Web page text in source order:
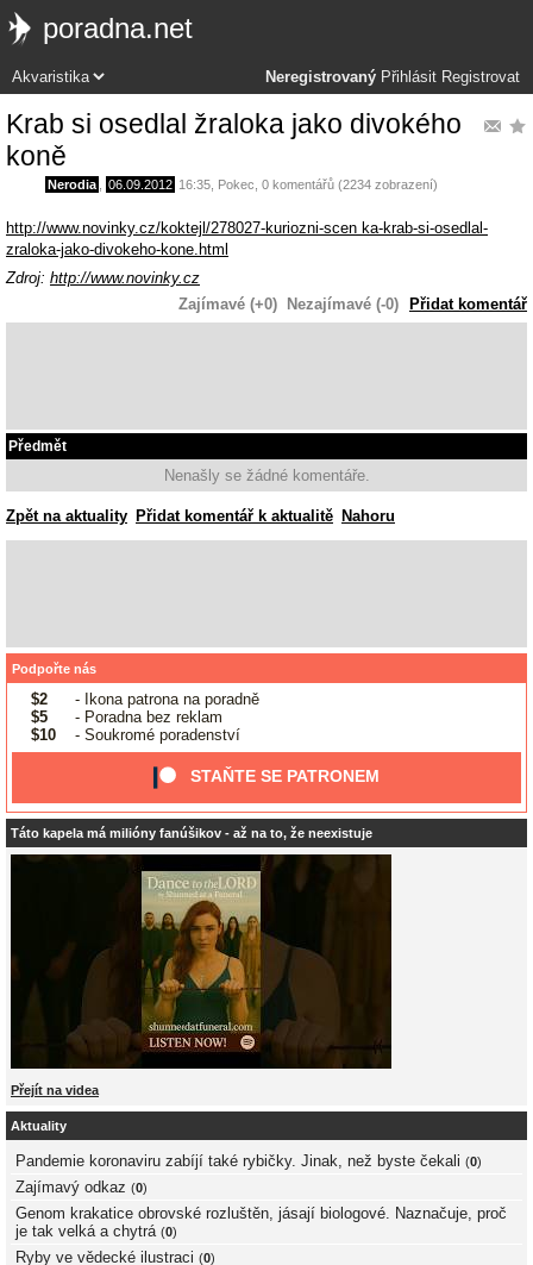
poradna.net
Neregistrovaný Přihlásit Registrovat
Krab si osedlal žraloka jako divokého
koně
Nerodia 06.09.2012 16:35 Pokec , 0 komentářů (2234 zobrazení)
http://www.novinky.cz/koktejl/278027-kuriozni-scen ka-krab-si-osedlal-
zraloka-jako-divokeho-kone.html
Zdroj: http://www.novinky.cz
Zajímavé (+0)
Nezajímavé (-0) Přidat komentář
Předmět
Nenašly se žádné komentáře.
Zpět na aktuality Přidat komentář k aktualitě Nahoru
Podpořte nás
$2
- Ikona patrona na poradně
$5
- Poradna bez reklam
$10
- Soukromé poradenství
STAŇTE SE PATRONEM
Táto kapela má milióny fanúšikov - až na to, že neexistuje
Přejít na videa
Aktuality
Pandemie koronaviru zabíjí také rybičky. Jinak, než byste čekali (0)
Zajímavý odkaz (0)
Genom krakatice obrovské rozluštěn, jásají biologové. Naznačuje, proč
je tak velká a chytrá (0)
Ryby ve vědecké ilustraci (0)